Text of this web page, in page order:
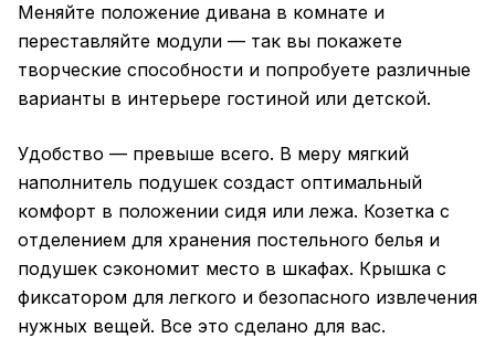
Меняйте положение дивана в комнате и
переставляйте модули — так вы покажете
творческие способности и попробуете различные
варианты в интерьере гостиной или детской.
Удобство — превыше всего. В меру мягкий
наполнитель подушек создаст оптимальный
комфорт в положении сидя или лежа. Козетка с
отделением для хранения постельного белья и
подушек сэкономит место в шкафах. Крышка с
фиксатором для легкого и безопасного извлечения
нужных вещей. Все это сделано для вас.